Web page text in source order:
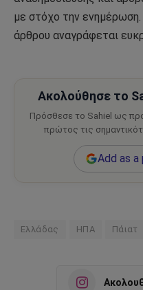
με στόχο την
άρθρου αναγράφεται
Ακολούθησε το
Πρόσθεσε το Sahiel ως
πρώτος τις
Add as
Ελλάδας ΗΠΑ Πάιατ